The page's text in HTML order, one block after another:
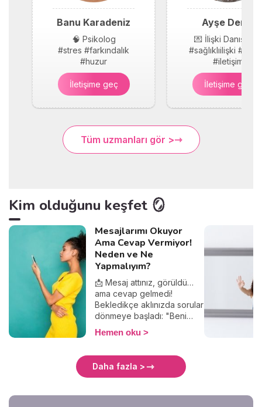
Banu Karadeniz
🧠 Psikolog
#stres #farkındalık
#huzur
İletişime geç
Ayşe Demir
💌 İlişki Danışmanı
#sağlıklıilişki
#iletişim
İletişime geç
Tüm uzmanları gör >
Kim olduğunu keşfet 🪞
Mesajlarımı Okuyor
Ama Cevap Vermiyor!
Neden ve Ne
Yapmalıyım?
📩 Mesaj attınız, görüldü…
ama cevap gelmedi!
Bekledikçe aklınızda sorular
dönmeye başladı: "Beni
görmezden mi geliyor?",
"Yanlış bir şey mi
muyum?". Merak etmeyin,
yalnız değilsiniz! Bu yazıda
verilmediğini, bunun
Hemen oku
Daha fazla >